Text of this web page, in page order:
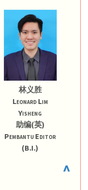
林义胜
Leonard Lim
Yisheng
助编(英)
Pembantu Editor
(B.I.)
^